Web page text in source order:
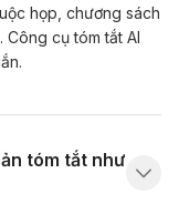
họp, chương sách
cụ tóm tắt AI
tóm tắt như